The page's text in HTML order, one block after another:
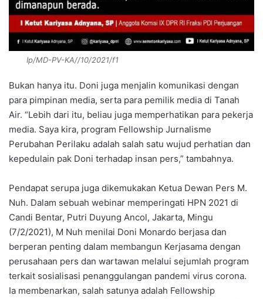
Ip/MD-PV-KA//10/2021/f1
Bukan hanya itu. Doni juga menjalin komunikasi dengan
para pimpinan media, serta para pemilik media di Tanah
Air. “Lebih dari itu, beliau juga memperhatikan para pekerja
media. Saya kira, program Fellowship Jurnalisme
Perubahan Perilaku adalah salah satu wujud perhatian dan
kepedulain pak Doni terhadap insan pers,” tambahnya.
Pendapat serupa juga dikemukakan Ketua Dewan Pers M.
Nuh. Dalam sebuah webinar memperingati HPN 2021 di
Candi Bentar, Putri Duyung Ancol, Jakarta, Mingu
(7/2/2021), M Nuh menilai Doni Monardo berjasa dan
berperan penting dalam membangun Kerjasama dengan
perusahaan pers dan wartawan melalui sejumlah program
terkait sosialisasi penanggulangan pandemi virus corona.
Ia membenarkan, salah satunya adalah Fellowship